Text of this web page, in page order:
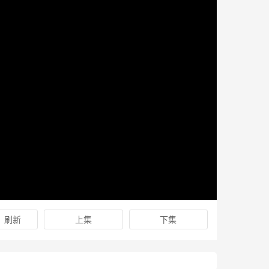
刷新 上集 下集